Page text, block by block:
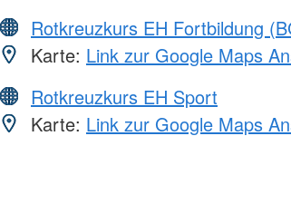
Rotkreuzkurs EH Fortbildung
Karte: Link zur Google Maps
Rotkreuzkurs EH Sport
Karte: Link zur Google Maps